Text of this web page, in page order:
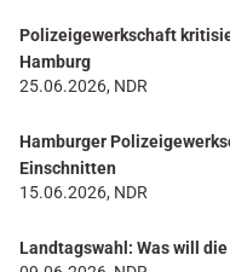
Polizeigewerkschaft
Hamburg
25.06.2026, NDR
Hamburger
Einschnitten
15.06.2026, NDR
Landtagswahl: Was will